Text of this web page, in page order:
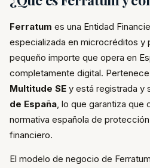
Ferratum es una Entidad
especializada en microcréditos y
pequeño importe que opera en
completamente digital.
Multitude SE y está registrada y
de España, lo que garantiza que
normativa española de
financiero.
El modelo de negocio de